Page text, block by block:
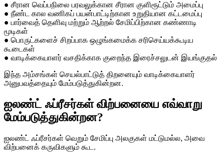
● சீரான வெப்பநிலை பரவலுக்கான சீரான குளிரூட்டும் அமைப்பு
● நீண்ட கால வணிகப் பயன்பாட்டிற்கான உறுதியான கட்டமைப்பு
● பார்வைத் தெளிவு மற்றும் ஆற்றல் சேமிப்பிற்கான கண்ணாடி
மூடிகள்
● பொருட்களைச் சிறப்பாக ஒழுங்கமைக்க சரிசெய்யக்கூடிய
கூடைகள்
● வாடிக்கையாளர் வசதிக்காக குறைந்த இரைச்சலுடன் இயங்குதல்
இந்த அம்சங்கள் செயல்பாட்டுத் திறனையும் வாடிக்கையாளர்
அனுபவத்தையும் மேம்படுத்துகின்றன.
ஐலண்ட் ஃப்ரீசர்கள் விற்பனையை எவ்வாறு
மேம்படுத்துகின்றன?
ஐலண்ட் ஃப்ரீசர்கள் வெறும் சேமிப்பு அலகுகள் மட்டுமல்ல, அவை
விற்பனைக் கருவிகளும் கூட.